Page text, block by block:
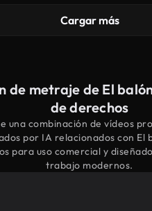
Cargar más
de metraje de El
de derechos
una combinación de vídeos
por IA relacionados con El
para uso comercial y
trabajo modernos.